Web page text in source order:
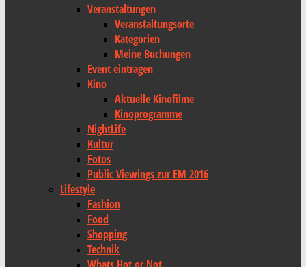
Veranstaltungen
Veranstaltungsorte
Kategorien
Meine Buchungen
Event eintragen
Kino
Aktuelle Kinofilme
Kinoprogramme
NightLife
Kultur
Fotos
Public Viewings zur EM 2016
Lifestyle
Fashion
Food
Shopping
Technik